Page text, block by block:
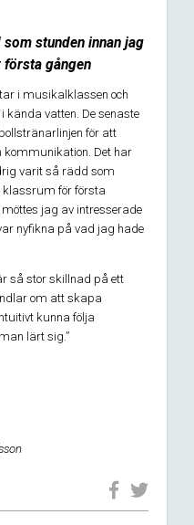
stunden innan jag
gången
i musikalklassen och
vatten. De senaste
för att
kommunikation. Det har
varit så rädd som
klassrum för första
jag av intresserade
nyfikna på vad jag hade
så stor skillnad på ett
om att skapa
kunna följa
lärt sig.”